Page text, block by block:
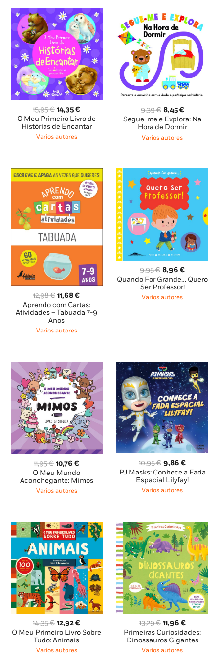
15,95€ O
preço
original
era:
14,35€O
preço
atual
O Meu Primeiro Livro de
Histórias de Encantar
Varios autores
9,39€ O
preço
original
era:
8,45€O
preço
atual
Segue-me e Explora: Na
Hora de Dormir
Varios autores
12,98€ O
preço
original
era:
12,98 €.
11,68€O
preço
atual
Aprendo com Cartas:
Atividades – Tabuada 7-9
Anos
Varios autores
9,95€ O
preço
original
era:
8,96€O
preço
atual
Quando For Grande… Quero
Ser Professor!
Varios autores
11,95€ O
preço
original
era:
10,76€O
preço
atual
O Meu Mundo
Aconchegante: Mimos
Varios autores
10,95€ O
preço
original
era:
9,86€O
preço
atual
PJ Masks: Conhece a Fada
Espacial Lilyfay!
Varios autores
14,35€ O
preço
original
era:
12,92€O
preço
O Meu Primeiro Livro Sobre
Tudo: Animais
Varios autores
13,29€ O
preço
original
era:
11,96 €O
preço
atual
Primeiras Curiosidades:
Dinossauros Gigantes
Varios autores